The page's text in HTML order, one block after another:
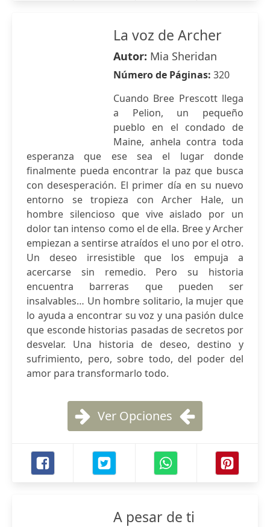
La voz de Archer
Autor: Mia Sheridan
Número de Páginas: 320
Cuando Bree Prescott llega
a Pelion, un pequeño
pueblo en el condado de
Maine, anhela contra toda
esperanza que ese sea el lugar donde
finalmente pueda encontrar la paz que busca
con desesperación. El primer día en su nuevo
entorno se tropieza con Archer Hale, un
hombre silencioso que vive aislado por un
dolor tan intenso como el de ella. Bree y Archer
empiezan a sentirse atraídos el uno por el otro.
Un deseo irresistible que los empuja a
acercarse sin remedio. Pero su historia
encuentra barreras que pueden ser
insalvables… Un hombre solitario, la mujer que
lo ayuda a encontrar su voz y una pasión dulce
que esconde historias pasadas de secretos por
desvelar. Una historia de deseo, destino y
sufrimiento, pero, sobre todo, del poder del
amor para transformarlo todo.
Ver Opciones
A pesar de ti